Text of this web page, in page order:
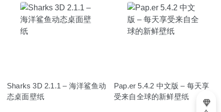
Sharks 3D 2.1.1 – 海洋鲨鱼动
态桌面壁纸
Pap.er 5.4.2 中文版 – 每天享
受来自全球的新鲜壁纸